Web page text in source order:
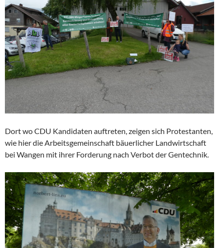
Dort wo CDU Kandidaten auftreten, zeigen sich Protestanten,
wie hier die Arbeitsgemeinschaft bäuerlicher Landwirtschaft
bei Wangen mit ihrer Forderung nach Verbot der Gentechnik.